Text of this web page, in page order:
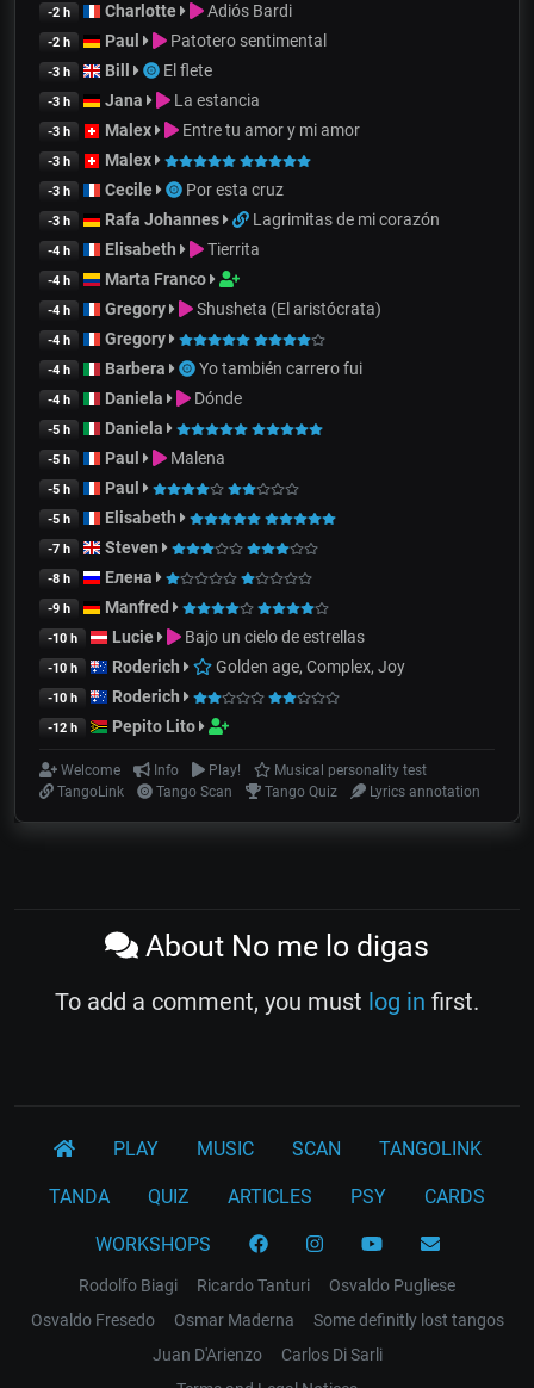
-2 h Charlotte Adiós Bardi
-2 h Paul Patotero sentimental
-3 h Bill El flete
-3 h Jana La estancia
-3 h Malex Entre tu amor y mi amor
-3 h Malex
-3 h Cecile Por esta cruz
-3 h Rafa Johannes Lagrimitas de mi corazón
-4 h Elisabeth Tierrita
-4 h Marta Franco
-4 h Gregory Shusheta (El aristócrata)
-4 h Gregory
-4 h Barbera Yo también carrero fui
-4 h Daniela Dónde
-5 h Daniela
-5 h Paul Malena
-5 h Paul
-5 h Elisabeth
-7 h Steven
-8 h Елена
-9 h Manfred
-10 h Lucie Bajo un cielo de estrellas
-10 h Roderich Golden age, Complex, Joy
-10 h Roderich
-12 h Pepito Lito
Welcome Info Play!
Musical personality test
TangoLink
Tango Scan Tango Quiz Lyrics annotation
About No me lo digas
To add a comment, you must log in first.
PLAY MUSIC SCAN TANGOLINK
TANDA QUIZ ARTICLES PSY CARDS
WORKSHOPS
Rodolfo Biagi Ricardo Tanturi
Osvaldo Pugliese
Osvaldo Fresedo
Osmar Maderna
Some definitly lost tangos
Juan D'Arienzo
Carlos Di Sarli